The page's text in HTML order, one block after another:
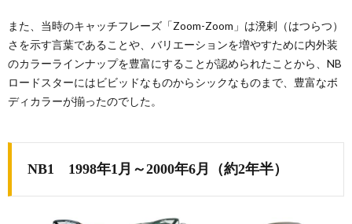
また、当時のキャッチフレーズ「Zoom-Zoom」は溌剌（はつらつ）
さを示す言葉であることや、バリエーションを増やすために内外装
のカラーラインナップを豊富にすることが認められたことから、NB
ロードスターにはビビッドなものからシックなものまで、豊富なボ
ディカラーが揃ったのでした。
NB1 1998年1月～2000年6月（約2年半）